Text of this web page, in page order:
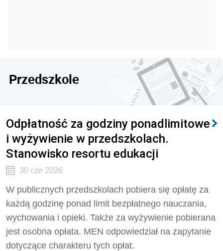
Przedszkole
Odpłatność za godziny ponadlimitowe
i wyżywienie w przedszkolach.
Stanowisko resortu edukacji
30 cze 2026
W publicznych przedszkolach pobiera się opłatę za
każdą godzinę ponad limit bezpłatnego nauczania,
wychowania i opieki. Także za wyżywienie pobierana
jest osobna opłata. MEN odpowiedział na zapytanie
dotyczące charakteru tych opłat.